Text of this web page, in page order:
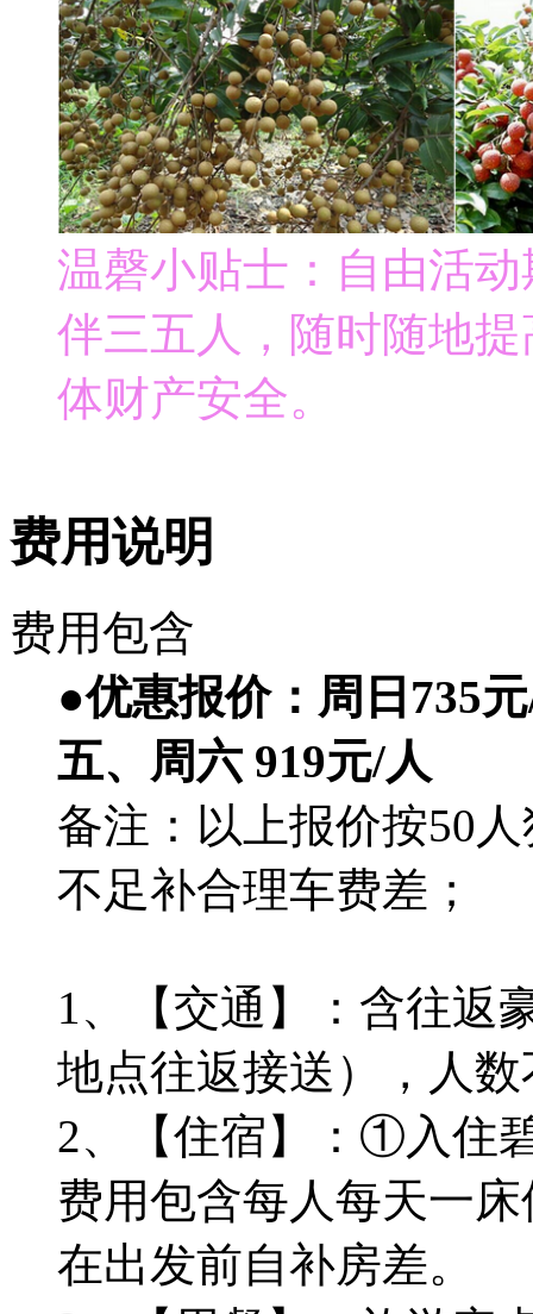
温磬小贴士：自由活
伴三五人，随时随地
体财产安全。
费用说明
费用包含
●优惠报价： 周日735
五、周六 919元/人
备注：以上报价按50
不足补合理车费差；
1、【交通】：含往返
地点往返接送），人
2、【住宿】：①入住
费用包含每人每天一
在出发前自补房差。